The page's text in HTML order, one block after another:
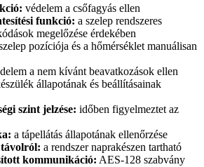
védelem a csőfagyás ellen
funkció: a szelep rendszeres
megelőzése érdekében
pozíciója és a hőmérséklet manuálisan
a nem kívánt beavatkozások ellen
állapotának és beállításainak
szint jelzése: időben figyelmeztet az
a tápellátás állapotának ellenőrzése
a rendszer naprakészen tartható
kommunikáció: AES-128 szabvány